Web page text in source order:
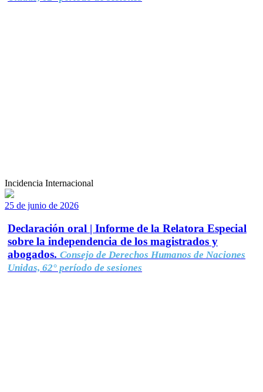
Incidencia Internacional
25 de junio de 2026
Declaración oral | Informe de la Relatora Especial
sobre la independencia de los magistrados y
abogados. Consejo de Derechos Humanos de Naciones
Unidas, 62° período de sesiones